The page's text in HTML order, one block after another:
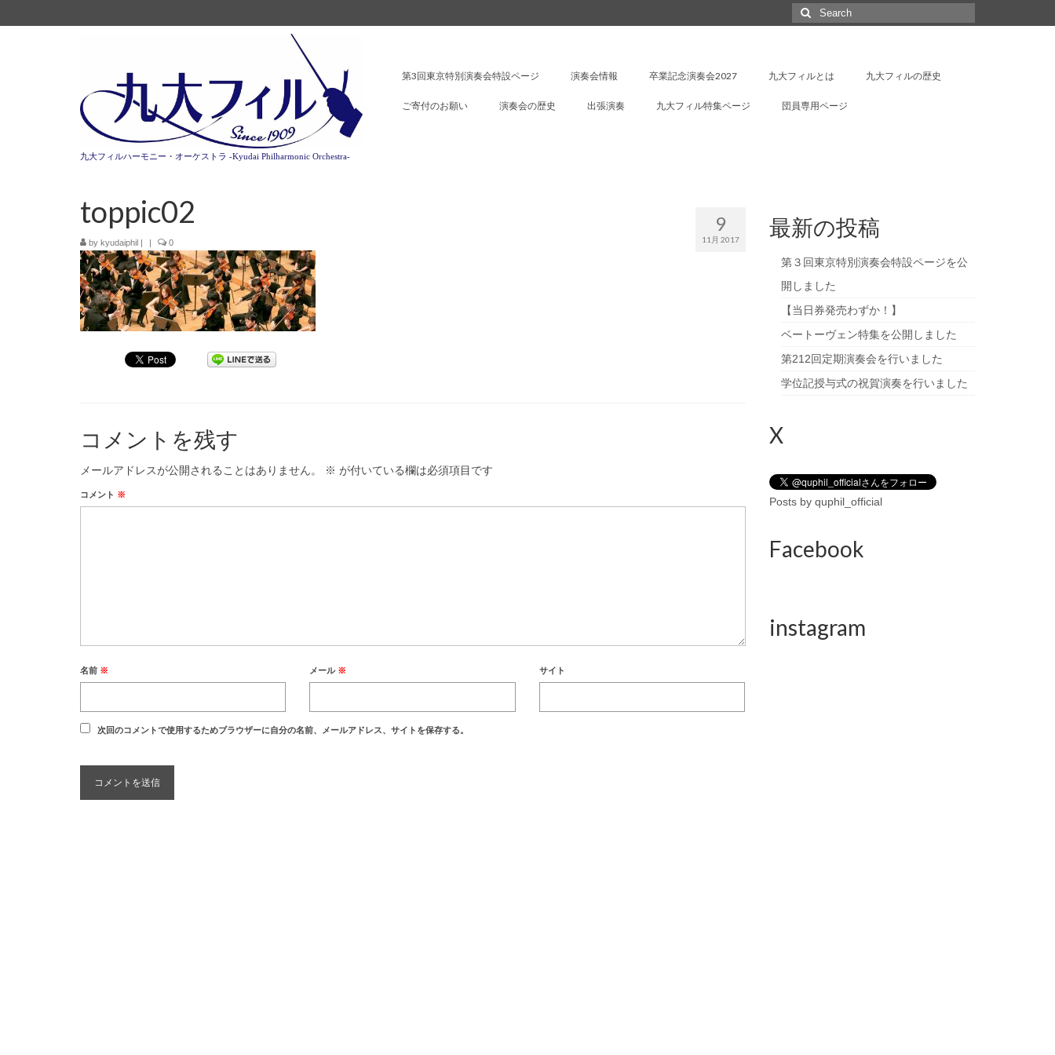
Search
for:
九大フィルハーモニー・オーケストラ -Kyudai Philharmonic Orchestra-
第3回東京特別演奏会特設ページ 演奏会情報 卒業記念演奏会2027 九大フィルとは 九大フィルの歴史
ご寄付のお願い 演奏会の歴史 出張演奏 九大フィル特集ページ 団員専用ページ
9
11月 2017
toppic02
by kyudaiphil | | 0
コメントを残す
メールアドレスが公開されることはありません。 ※ が付いている欄は必須項目です
コメント ※
名前 ※ メール ※ サイト
次回のコメントで使用するためブラウザーに自分の名前、メールアドレス、サイトを保存する。
最新の投稿
第３回東京特別演奏会特設ページを公
開しました
【当日券発売わずか！】
ベートーヴェン特集を公開しました
第212回定期演奏会を行いました
学位記授与式の祝賀演奏を行いました
X
Posts by quphil_official
Facebook
instagram